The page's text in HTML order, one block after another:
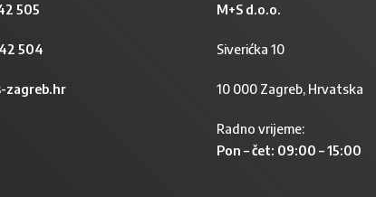
505
504
zagreb.hr
M+S d.o.o.
Siverićka 10
10 000 Zagreb, Hrvatska
Radno vrijeme:
Pon – čet: 09:00 – 15:00